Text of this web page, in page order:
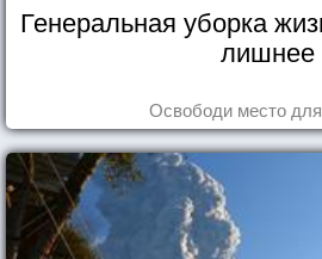
Генеральная уборка
лишнее
Освободи место для